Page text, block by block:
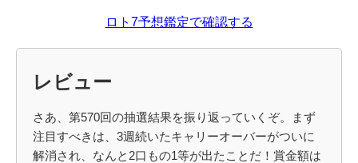
ロト7予想鑑定で確認する
レビュー
さあ、第570回の抽選結果を振り返っていくぞ。まず
注目すべきは、3週続いたキャリーオーバーがついに
解消され、なんと2口もの1等が出たことだ！賞金額は